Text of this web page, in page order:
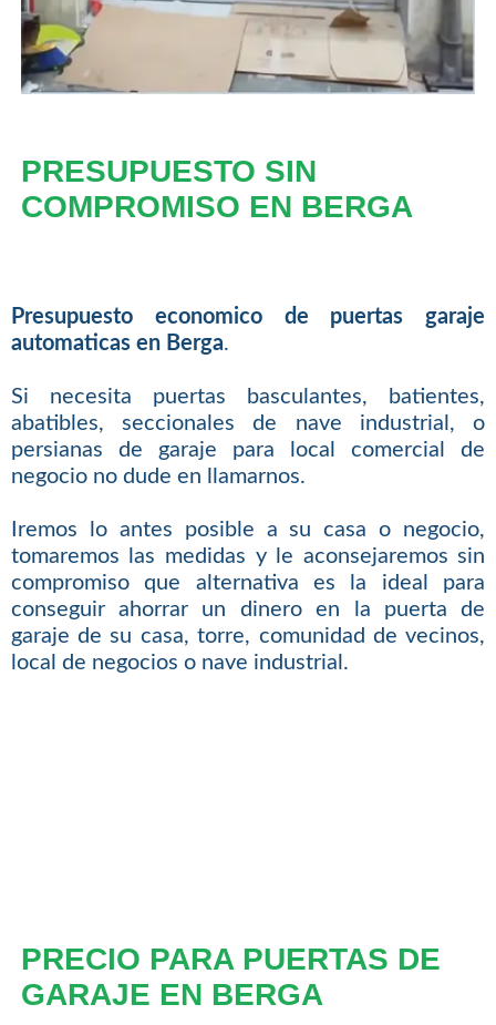
PRESUPUESTO SIN
COMPROMISO EN BERGA
Presupuesto economico de puertas garaje
automaticas en Berga.
Si necesita puertas basculantes, batientes,
abatibles, seccionales de nave industrial, o
persianas de garaje para local comercial de
negocio no dude en llamarnos.
Iremos lo antes posible a su casa o negocio,
tomaremos las medidas y le aconsejaremos sin
compromiso que alternativa es la ideal para
conseguir ahorrar un dinero en la puerta de
garaje de su casa, torre, comunidad de vecinos,
local de negocios o nave industrial.
PRECIO PARA PUERTAS DE
GARAJE EN BERGA